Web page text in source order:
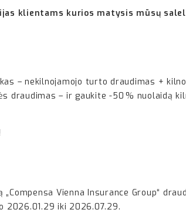
klientams kurios matysis mūsų
– nekilnojamojo turto draudimas +
– ir gaukite -50 % nuolaidą
Vienna Insurance Group“
2026.01.29 iki 2026.07.29.